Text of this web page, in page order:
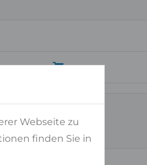
Webseite zu
finden Sie in